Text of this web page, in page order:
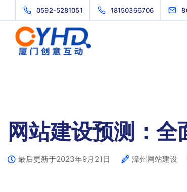
0592-5281051 18150366706
网站建设预测：
最后更新于2023年9月21日 漳州网站建设